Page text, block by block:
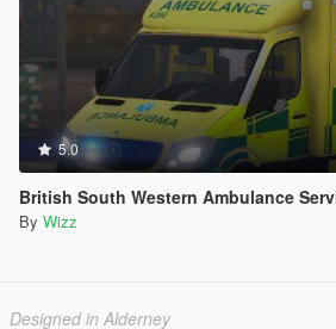
5.0
British South Western Ambulance Service
By Wizz
Designed in Alderney